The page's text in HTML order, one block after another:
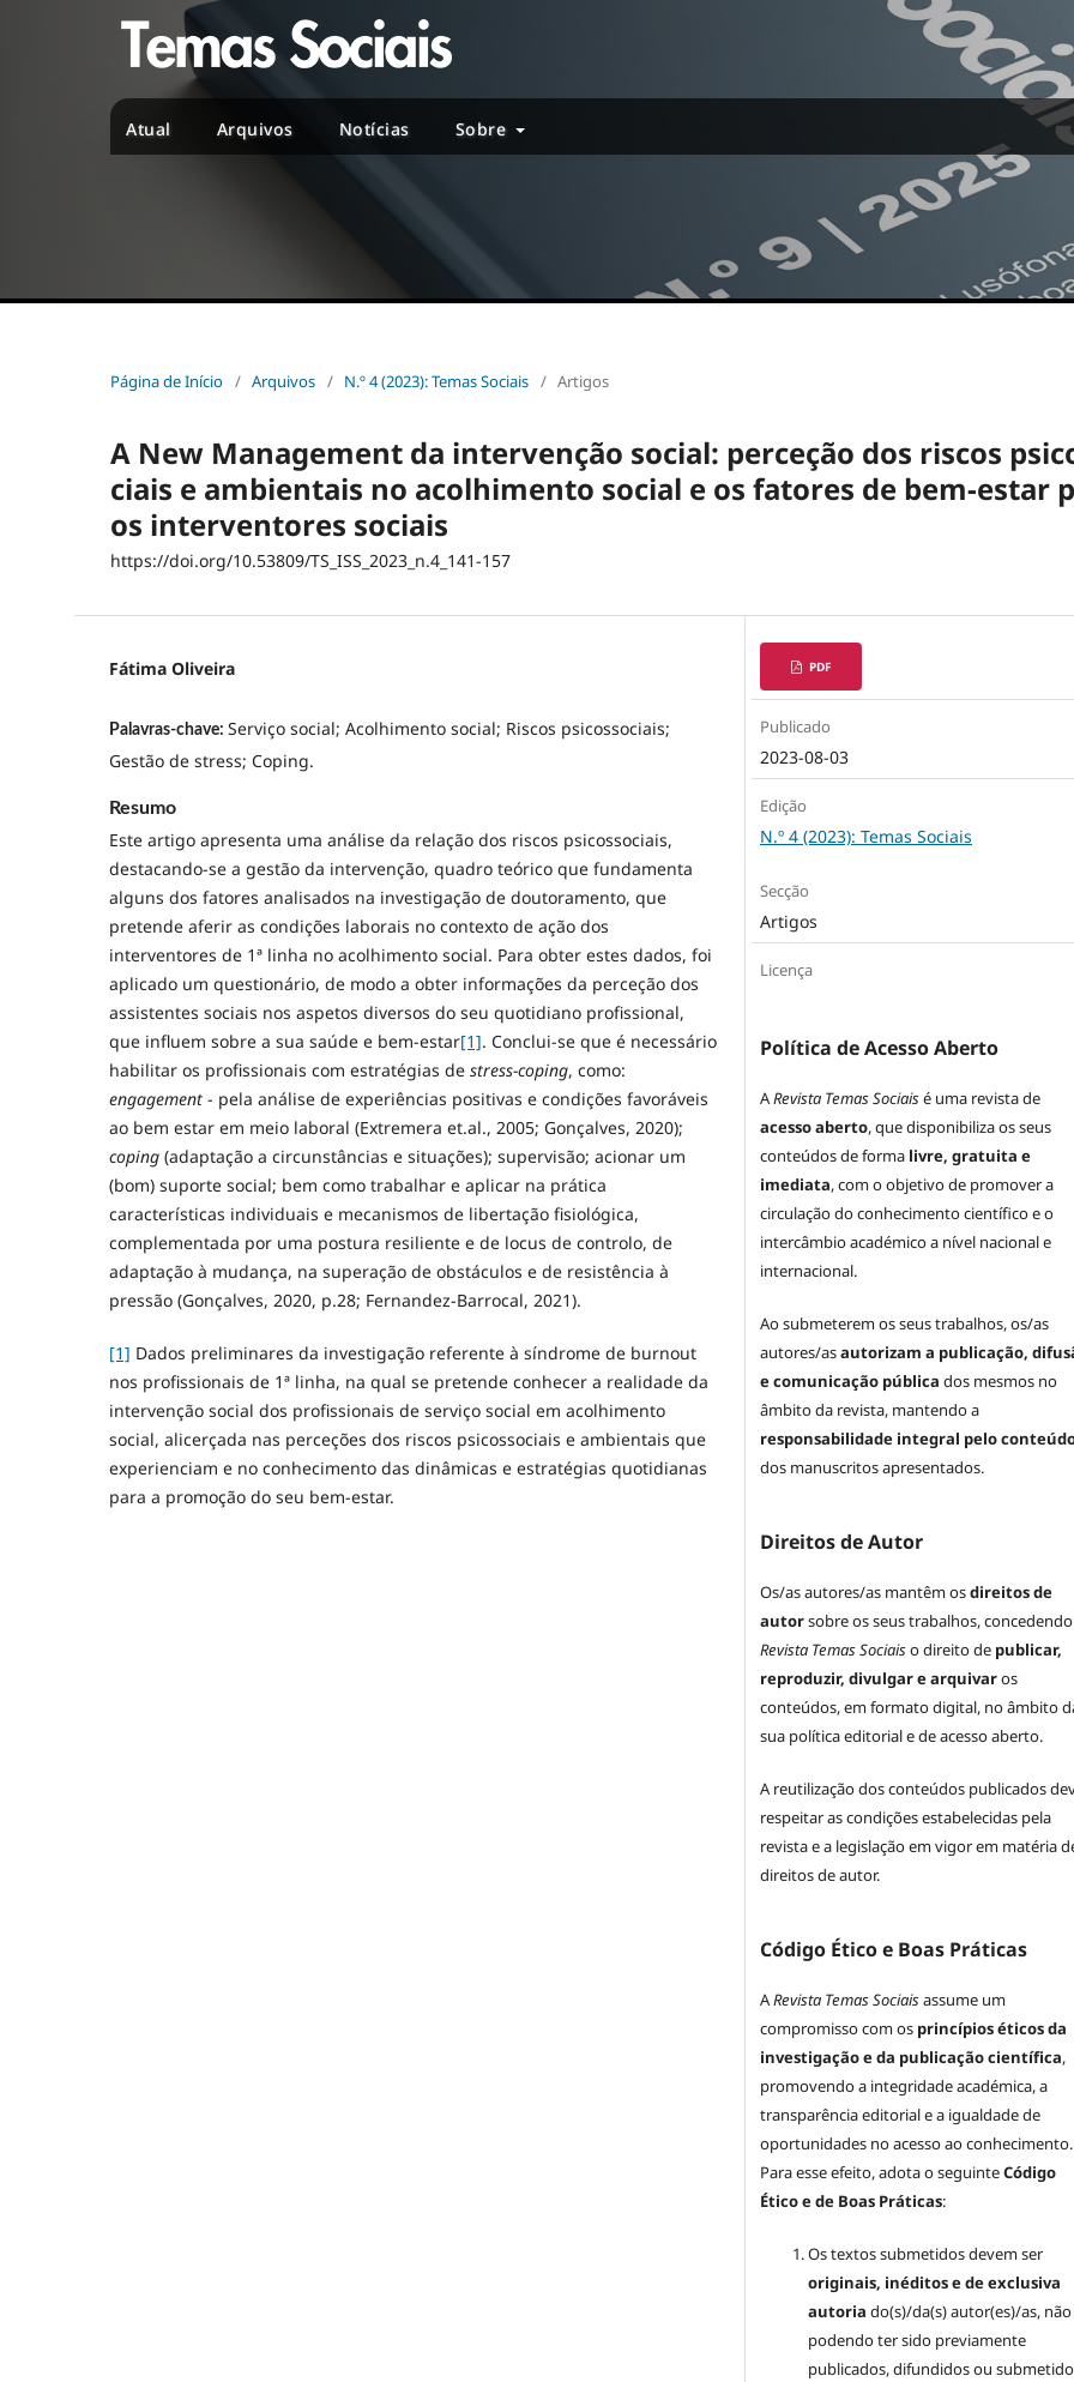
Atual Arquivos Notícias Sobre
Página de Início / Arquivos / N.º 4 (2023): Temas Sociais / Artigos
A New Management da intervenção social: perceção dos riscos
ciais e ambientais no acolhimento social e os fatores de bem-estar
os interventores sociais
https://doi.org/10.53809/TS_ISS_2023_n.4_141-157
Fátima Oliveira
Palavras-chave: Serviço social; Acolhimento social; Riscos psicossociais;
Gestão de stress; Coping.
Resumo
Este artigo apresenta uma análise da relação dos riscos psicossociais,
destacando-se a gestão da intervenção, quadro teórico que fundamenta
alguns dos fatores analisados na investigação de doutoramento, que
pretende aferir as condições laborais no contexto de ação dos
interventores de 1ª linha no acolhimento social. Para obter estes dados, foi
aplicado um questionário, de modo a obter informações da perceção dos
assistentes sociais nos aspetos diversos do seu quotidiano profissional,
que influem sobre a sua saúde e bem-estar[1]. Conclui-se que é necessário
habilitar os profissionais com estratégias de stress-coping, como:
engagement - pela análise de experiências positivas e condições favoráveis
ao bem estar em meio laboral (Extremera et.al., 2005; Gonçalves, 2020);
coping (adaptação a circunstâncias e situações); supervisão; acionar um
(bom) suporte social; bem como trabalhar e aplicar na prática
características individuais e mecanismos de libertação fisiológica,
complementada por uma postura resiliente e de locus de controlo, de
adaptação à mudança, na superação de obstáculos e de resistência à
pressão (Gonçalves, 2020, p.28; Fernandez-Barrocal, 2021).
[1] Dados preliminares da investigação referente à síndrome de burnout
nos profissionais de 1ª linha, na qual se pretende conhecer a realidade da
intervenção social dos profissionais de serviço social em acolhimento
social, alicerçada nas perceções dos riscos psicossociais e ambientais que
experienciam e no conhecimento das dinâmicas e estratégias quotidianas
para a promoção do seu bem-estar.
PDF
Publicado
2023-08-03
Edição
N.º 4 (2023): Temas Sociais
Secção
Artigos
Licença
Política de Acesso Aberto
ARevista Temas Sociaisé uma revista de
acesso aberto, que disponibiliza os seus
conteúdos de forma livre, gratuita e
imediata, com o objetivo de promover a
circulação do conhecimento científico e o
intercâmbio académico a nível nacional e
internacional.
Ao submeterem os seus trabalhos, os/as
autores/asautorizam a publicação,
e comunicação pública dos mesmos no
âmbito da revista, mantendo a
responsabilidade integral pelo
dos manuscritos apresentados.
Direitos de Autor
Os/as autores/as mantêm osdireitos de
autorsobre os seus trabalhos,
Revista Temas Sociaiso direito de publicar,
reproduzir, divulgar e arquivaros
conteúdos, em formato digital, no âmbito
sua política editorial e de acesso aberto.
A reutilização dos conteúdos publicados
respeitar as condições estabelecidas pela
revista e a legislação em vigor em matéria
direitos de autor.
Código Ético e Boas Práticas
ARevista Temas Sociaisassume um
compromisso com os princípios éticos da
investigação e da publicação científica,
promovendo a integridade académica, a
transparência editorial e a igualdade de
oportunidades no acesso ao conhecimento.
Para esse efeito, adota o seguinteCódigo
Ético e de Boas Práticas:
Os textos submetidos devem ser
originais, inéditos e de exclusiva
autoria do(s)/da(s) autor(es)/as, não
podendo ter sido previamente
publicados, difundidos ou